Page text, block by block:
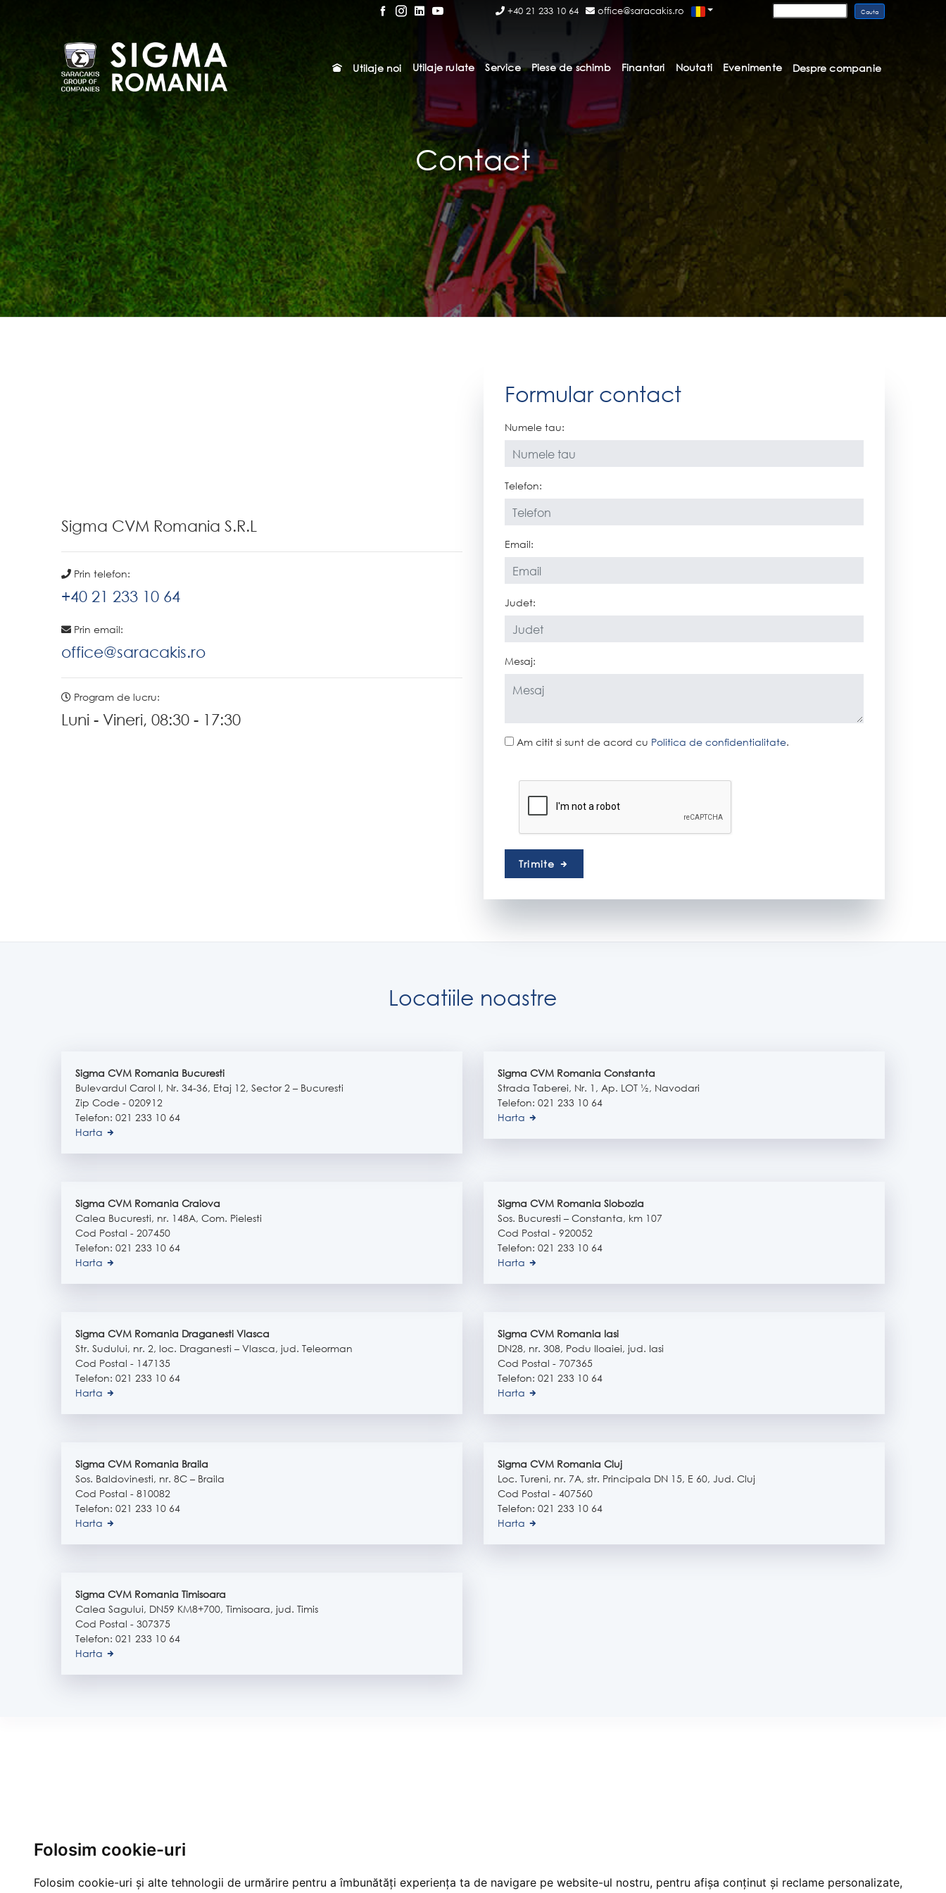
Folosim cookie-uri
Folosim cookie-uri și alte tehnologii de urmărire pentru a îmbunătăți experiența ta de navigare pe website-ul nostru, pentru afișa conținut și reclame personalizate,
+40 21 233 10 64 office@saracakis.ro
Utilaje noi Utilaje rulate Service Piese de schimb Finantari Noutati Evenimente Despre companie
Contact
Sigma CVM Romania S.R.L
Prin telefon:
+40 21 233 10 64
Prin email:
office@saracakis.ro
Program de lucru:
Luni - Vineri, 08:30 - 17:30
Formular contact
Numele tau:
Telefon:
Email:
Judet:
Mesaj:
Am citit si sunt de acord cu Politica de confidentialitate.
Trimite
Locatiile noastre
Sigma CVM Romania Bucuresti
Bulevardul Carol I, Nr. 34-36, Etaj 12, Sector 2 – Bucuresti
Zip Code - 020912
Telefon: 021 233 10 64
Harta
Sigma CVM Romania Constanta
Strada Taberei, Nr. 1, Ap. LOT ½, Navodari
Telefon: 021 233 10 64
Harta
Sigma CVM Romania Craiova
Calea Bucuresti, nr. 148A, Com. Pielesti
Cod Postal - 207450
Telefon: 021 233 10 64
Harta
Sigma CVM Romania Slobozia
Sos. Bucuresti – Constanta, km 107
Cod Postal - 920052
Telefon: 021 233 10 64
Harta
Sigma CVM Romania Draganesti Vlasca
Str. Sudului, nr. 2, loc. Draganesti – Vlasca, jud. Teleorman
Cod Postal - 147135
Telefon: 021 233 10 64
Harta
Sigma CVM Romania Iasi
DN28, nr. 308, Podu Iloaiei, jud. Iasi
Cod Postal - 707365
Telefon: 021 233 10 64
Harta
Sigma CVM Romania Braila
Sos. Baldovinesti, nr. 8C – Braila
Cod Postal - 810082
Telefon: 021 233 10 64
Harta
Sigma CVM Romania Cluj
Loc. Tureni, nr. 7A, str. Principala DN 15, E 60, Jud. Cluj
Cod Postal - 407560
Telefon: 021 233 10 64
Harta
Sigma CVM Romania Timisoara
Calea Sagului, DN59 KM8+700, Timisoara, jud. Timis
Cod Postal - 307375
Telefon: 021 233 10 64
Harta